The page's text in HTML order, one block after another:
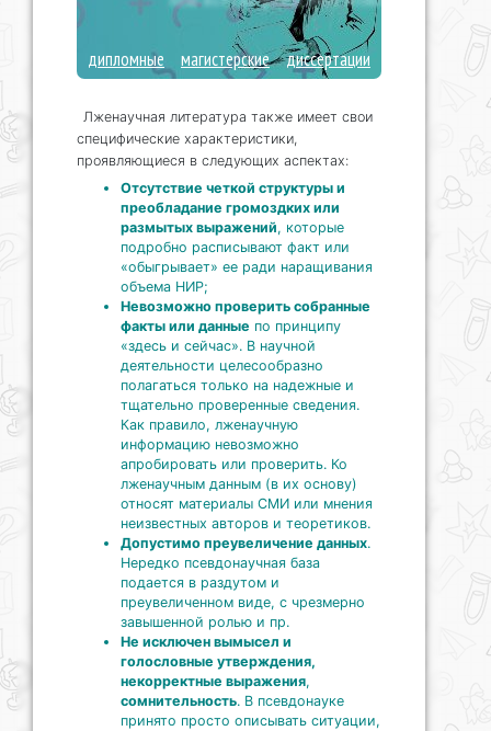
дипломные магистерские диссертации
Лженаучная литература также имеет свои
специфические характеристики,
проявляющиеся в следующих аспектах:
Отсутствие четкой структуры и
преобладание громоздких или
размытых выражений, которые
подробно расписывают факт или
«обыгрывает» ее ради наращивания
объема НИР;
Невозможно проверить собранные
факты или данные по принципу
«здесь и сейчас». В научной
деятельности целесообразно
полагаться только на надежные и
тщательно проверенные сведения.
Как правило, лженаучную
информацию невозможно
апробировать или проверить. Ко
лженаучным данным (в их основу)
относят материалы СМИ или мнения
неизвестных авторов и теоретиков.
Допустимо преувеличение данных.
Нередко псевдонаучная база
подается в раздутом и
преувеличенном виде, с чрезмерно
завышенной ролью и пр.
Не исключен вымысел и
голословные утверждения,
некорректные выражения,
сомнительность. В псевдонауке
принято просто описывать ситуации,